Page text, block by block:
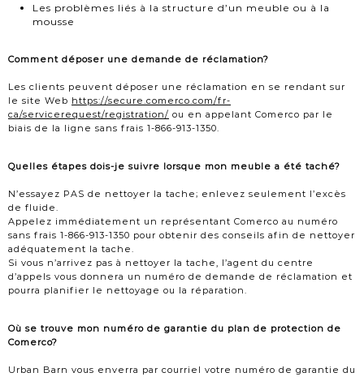
Les problèmes liés à la structure d’un meuble ou à la
mousse
Comment déposer une demande de réclamation?
Les clients peuvent déposer une réclamation en se rendant sur
le site Web https://secure.comerco.com/fr-
ca/servicerequest/registration/ ou en appelant Comerco par le
biais de la ligne sans frais 1-866-913-1350.
Quelles étapes dois-je suivre lorsque mon meuble a été taché?
N’essayez PAS de nettoyer la tache; enlevez seulement l’excès
de fluide.
Appelez immédiatement un représentant Comerco au numéro
sans frais 1-866-913-1350 pour obtenir des conseils afin de nettoyer
adéquatement la tache.
Si vous n’arrivez pas à nettoyer la tache, l’agent du centre
d’appels vous donnera un numéro de demande de réclamation et
pourra planifier le nettoyage ou la réparation.
Où se trouve mon numéro de garantie du plan de protection de
Comerco?
Urban Barn vous enverra par courriel votre numéro de garantie du